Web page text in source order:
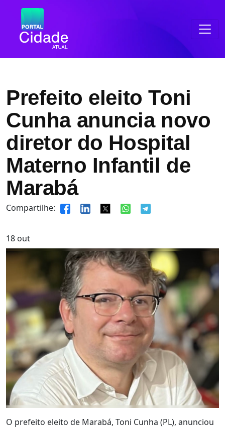
Prefeito eleito Toni
Cunha anuncia novo
diretor do Hospital
Materno Infantil de
Marabá
Compartilhe:
18 out
O prefeito eleito de Marabá, Toni Cunha (PL), anunciou